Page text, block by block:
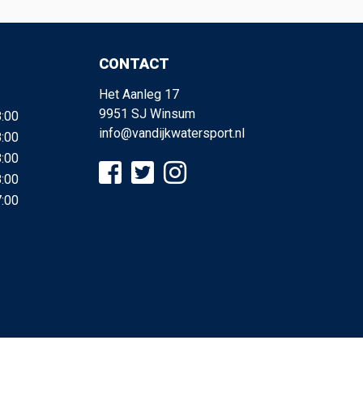
CONTACT
Het Aanleg 17
9951 SJ Winsum
info@vandijkwatersport.nl